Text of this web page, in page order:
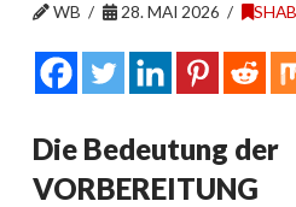
WB 28. MAI 2026
Die Bedeutung der
VORBEREITUNG